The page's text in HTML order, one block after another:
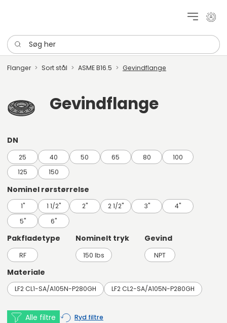
Mit
Søg her
Flanger Sort stål ASME B16.5 Gevindflange
Gevindflange
DN
25 40 50 65 80
100
125
150
Nominel rørstørrelse
1" 1 1/2" 2" 2 1/2" 3"
4"
5"
6"
Pakfladetype
RF
Nominelt tryk
150 lbs
Gevind
NPT
Materiale
LF2 CL1-SA/A105N-P280GH LF2 CL2-SA/A105N-P280GH
Alle filtre Ryd filtre